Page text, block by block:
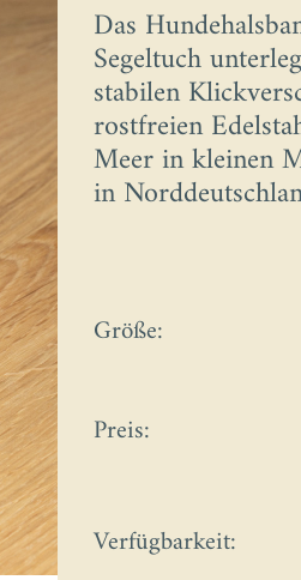
Das
Segeltuch
stabilen
rostfreien
Meer in kleinen
in
Größe:
Preis:
Verfügbarkeit: